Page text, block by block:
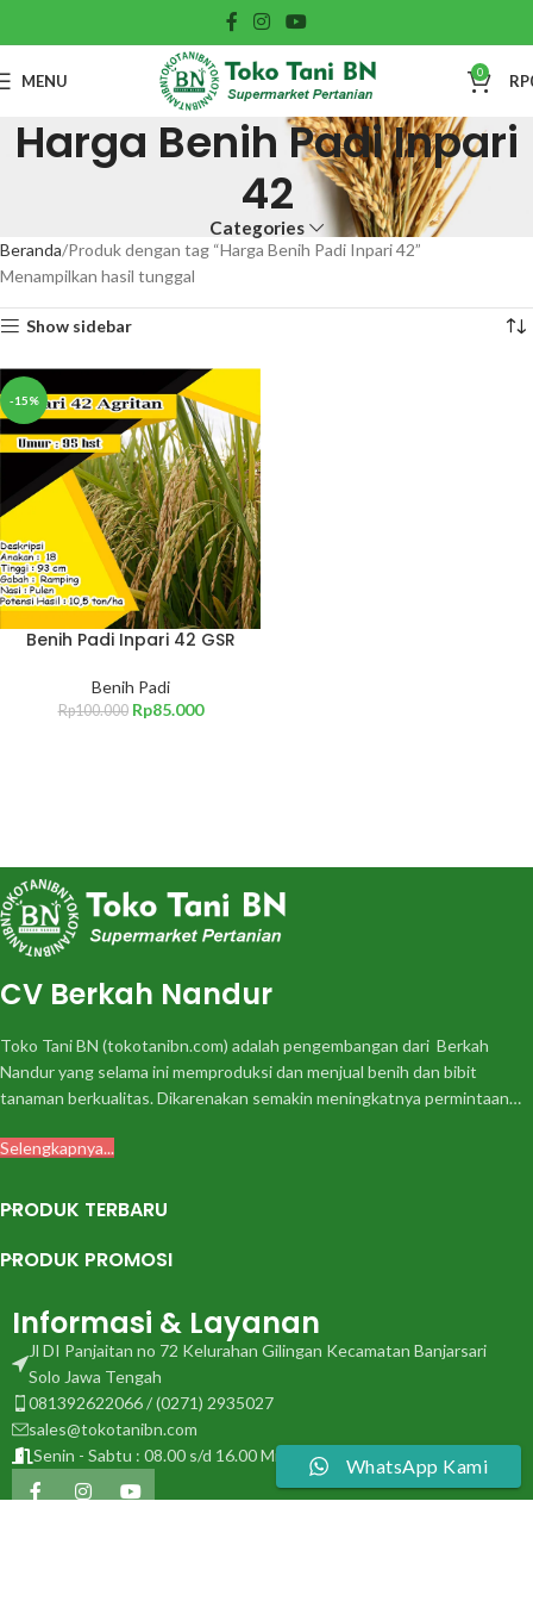
MENU 0 RP
Harga Benih Padi Inpari
42
Categories
Beranda Produk dengan tag “Harga Benih Padi Inpari 42”
Menampilkan hasil tunggal
Show sidebar
-15%
Benih Padi Inpari 42 GSR
Benih Padi
Rp100.000 Rp85.000
CV Berkah Nandur
Toko Tani BN (tokotanibn.com) adalah pengembangan dari Berkah
Nandur yang selama ini memproduksi dan menjual benih dan bibit
tanaman berkualitas. Dikarenakan semakin meningkatnya permintaan…
Selengkapnya...
PRODUK TERBARU
PRODUK PROMOSI
Informasi & Layanan
Jl DI Panjaitan no 72 Kelurahan Gilingan Kecamatan Banjarsari
Solo Jawa Tengah
081392622066 / (0271) 2935027
sales@tokotanibn.com
Senin - Sabtu : 08.00 s/d 16.00 Minggu & Tanggal Merah Libur
WhatsApp Kami